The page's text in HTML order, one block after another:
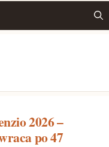
2026 –
po 47